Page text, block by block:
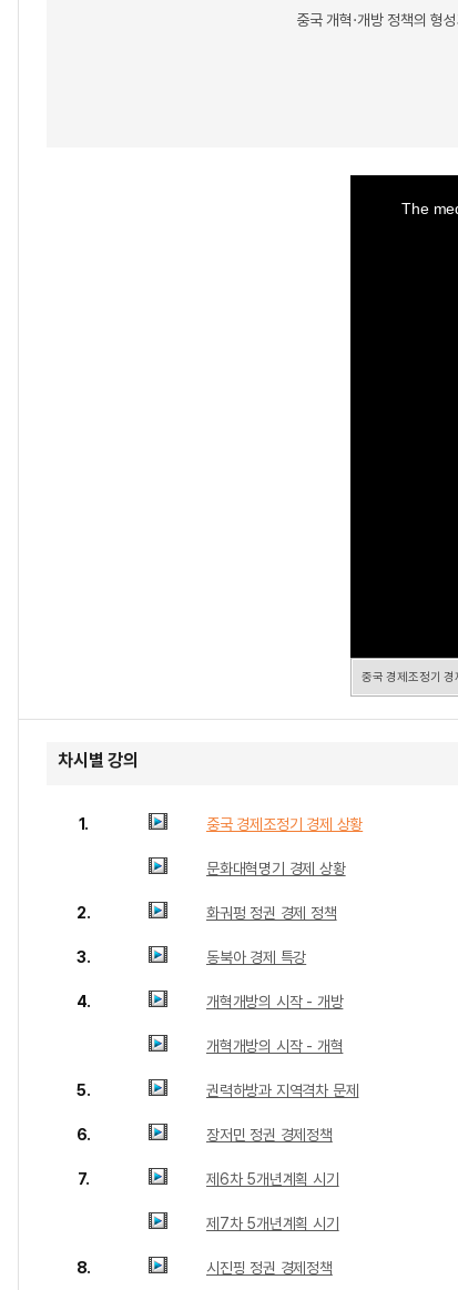
중국 개혁·개방 정책의 형
The
중국 경제조정기 경
차시별 강의
1. 중국 경제조정기 경제 상황
문화대혁명기 경제 상황
2. 화궈펑 정권 경제 정책
3. 동북아 경제 특강
4. 개혁개방의 시작 - 개방
개혁개방의 시작 - 개혁
5. 권력하방과 지역격차 문제
6. 장저민 정권 경제정책
7. 제6차 5개년계획 시기
제7차 5개년계획 시기
8. 시진핑 정권 경제정책